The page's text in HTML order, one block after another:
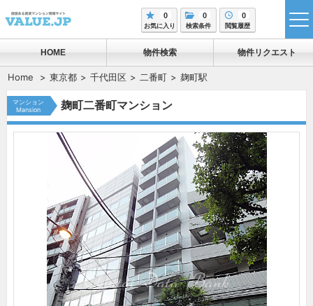
0
お気に入り
0
検索条件
0
閲覧履歴
HOME 物件検索 物件リクエスト
Home 東京都 千代田区 二番町 麹町駅
マンション
Mansion
麹町二番町マンション